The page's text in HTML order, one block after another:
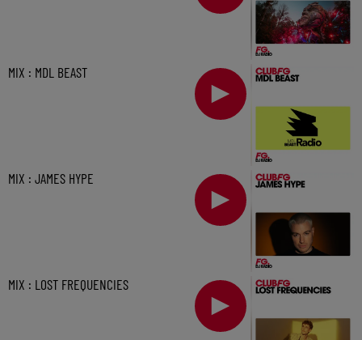
MIX : MDL BEAST
MIX : JAMES HYPE
MIX : LOST FREQUENCIES